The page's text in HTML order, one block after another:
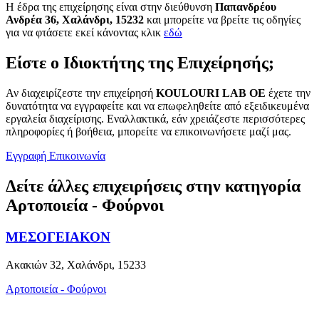
H έδρα της επιχείρησης είναι στην διεύθυνση Παπανδρέου
Ανδρέα 36, Χαλάνδρι, 15232 και μπορείτε να βρείτε τις οδηγίες
για να φτάσετε εκεί κάνοντας κλικ εδώ
Είστε ο Ιδιοκτήτης της Επιχείρησής;
Αν διαχειρίζεστε την επιχείρησή KOULOURI LAB ΟΕ έχετε την
δυνατότητα να εγγραφείτε και να επωφεληθείτε από εξειδικευμένα
εργαλεία διαχείρισης. Εναλλακτικά, εάν χρειάζεστε περισσότερες
πληροφορίες ή βοήθεια, μπορείτε να επικοινωνήσετε μαζί μας.
Εγγραφή Επικοινωνία
Δείτε άλλες επιχειρήσεις στην κατηγορία
Αρτοποιεία - Φούρνοι
ΜΕΣΟΓΕΙΑΚΟΝ
Ακακιών 32, Χαλάνδρι, 15233
Αρτοποιεία - Φούρνοι